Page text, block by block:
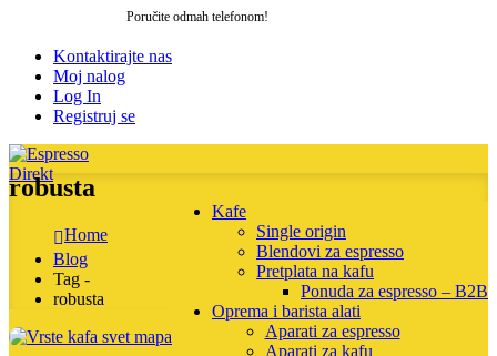
Poručite odmah telefonom!
Kontaktirajte nas
Moj nalog
Log In
Registruj se
Kafe
Single origin
Blendovi za espresso
Pretplata na kafu
Ponuda za espresso – B2B
Oprema i barista alati
Aparati za espresso
Aparati za kafu
robusta
Home
Blog
Tag -
robusta